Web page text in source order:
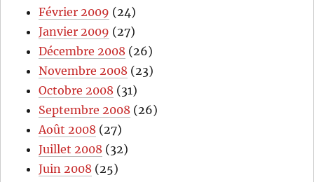
Février 2009 (24)
Janvier 2009 (27)
Décembre 2008 (26)
Novembre 2008 (23)
Octobre 2008 (31)
Septembre 2008 (26)
Août 2008 (27)
Juillet 2008 (32)
Juin 2008 (25)